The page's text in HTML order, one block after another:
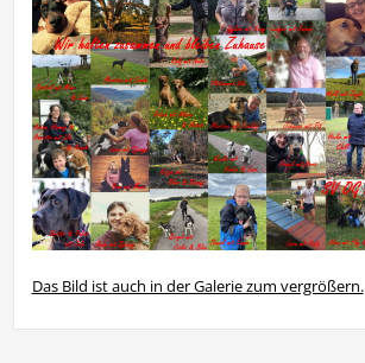
Das Bild ist auch in der Galerie zum vergrößern.